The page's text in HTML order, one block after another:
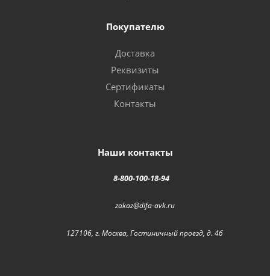
Покупателю
Доставка
Реквизиты
Сертификаты
Контакты
Наши контакты
8-800-100-18-94
zakaz@difa-avk.ru
127106, г. Москва, Гостиничный проезд, д. 4б